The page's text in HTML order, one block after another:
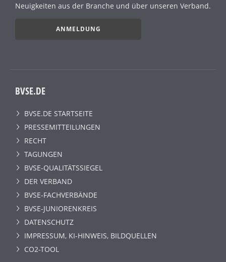
Neuigkeiten aus der Branche und über unseren Verband.
ANMELDUNG
BVSE.DE
BVSE.DE STARTSEITE
PRESSEMITTEILUNGEN
RECHT
TAGUNGEN
BVSE-QUALITÄTSSIEGEL
DER VERBAND
BVSE-FACHVERBÄNDE
BVSE-JUNIORENKREIS
DATENSCHUTZ
IMPRESSUM, KI-HINWEIS, BILDQUELLEN
CO2-TOOL